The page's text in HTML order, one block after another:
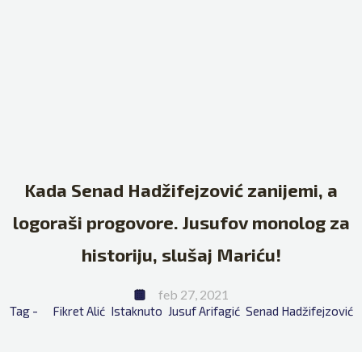
Kada Senad Hadžifejzović zanijemi, a
logoraši progovore. Jusufov monolog za
historiju, slušaj Mariću!
feb 27, 2021
Tag - Fikret Alić Istaknuto Jusuf Arifagić Senad Hadžifejzović